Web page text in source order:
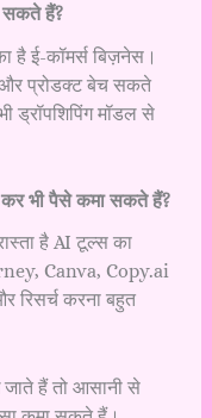
सकते हैं?
है ई-कॉमर्स बिज़नेस।
प्रोडक्ट बेच सकते
ड्रॉपशिपिंग मॉडल से
भी पैसे कमा सकते हैं?
है AI टूल्स का
Canva, Copy.ai
रिसर्च करना बहुत
हैं तो आसानी से